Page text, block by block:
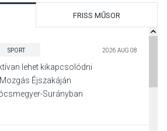
FRISS MŰSOR
SPORT 2026 AUG 08
lehet kikapcsolódni
Éjszakáján
Surányban